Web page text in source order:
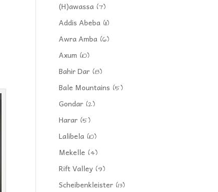
(H)awassa (7)
Addis Abeba (11)
Awra Amba (6)
Axum (10)
Bahir Dar (8)
Bale Mountains (5)
Gondar (2)
Harar (5)
Lalibela (10)
Mekelle (4)
Rift Valley (9)
Scheibenkleister (13)